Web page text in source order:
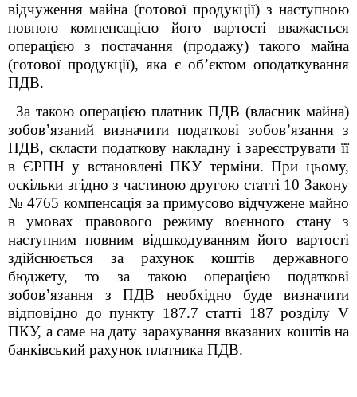
відчуження майна (готової продукції) з наступною
повною компенсацією його вартості вважається
операцією з постачання (продажу) такого майна
(готової продукції), яка є об’єктом оподаткування
ПДВ.
За такою операцією платник ПДВ (власник майна)
зобов’язаний визначити податкові зобов’язання з
ПДВ, скласти податкову накладну і зареєструвати її
в ЄРПН у встановлені ПКУ терміни. При цьому,
оскільки згідно з частиною другою статті 10 Закону
№ 4765 компенсація за примусово відчужене майно
в умовах правового режиму воєнного стану з
наступним повним відшкодуванням його вартості
здійснюється за рахунок коштів державного
бюджету, то за такою операцією податкові
зобов’язання з ПДВ необхідно буде визначити
відповідно до пункту 187.7 статті 187 розділу V
ПКУ, а саме на дату зарахування вказаних коштів на
банківський рахунок платника ПДВ.